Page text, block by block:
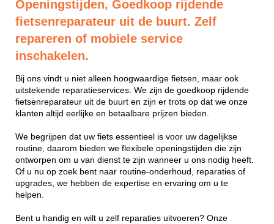
Openingstijden, Goedkoop rijdende
fietsenreparateur uit de buurt. Zelf
repareren of mobiele service
inschakelen.
Bij ons vindt u niet alleen hoogwaardige fietsen, maar ook
uitstekende reparatieservices. We zijn de goedkoop rijdende
fietsenreparateur uit de buurt en zijn er trots op dat we onze
klanten altijd eerlijke en betaalbare prijzen bieden.
We begrijpen dat uw fiets essentieel is voor uw dagelijkse
routine, daarom bieden we flexibele openingstijden die zijn
ontworpen om u van dienst te zijn wanneer u ons nodig heeft.
Of u nu op zoek bent naar routine-onderhoud, reparaties of
upgrades, we hebben de expertise en ervaring om u te
helpen.
Bent u handig en wilt u zelf reparaties uitvoeren? Onze